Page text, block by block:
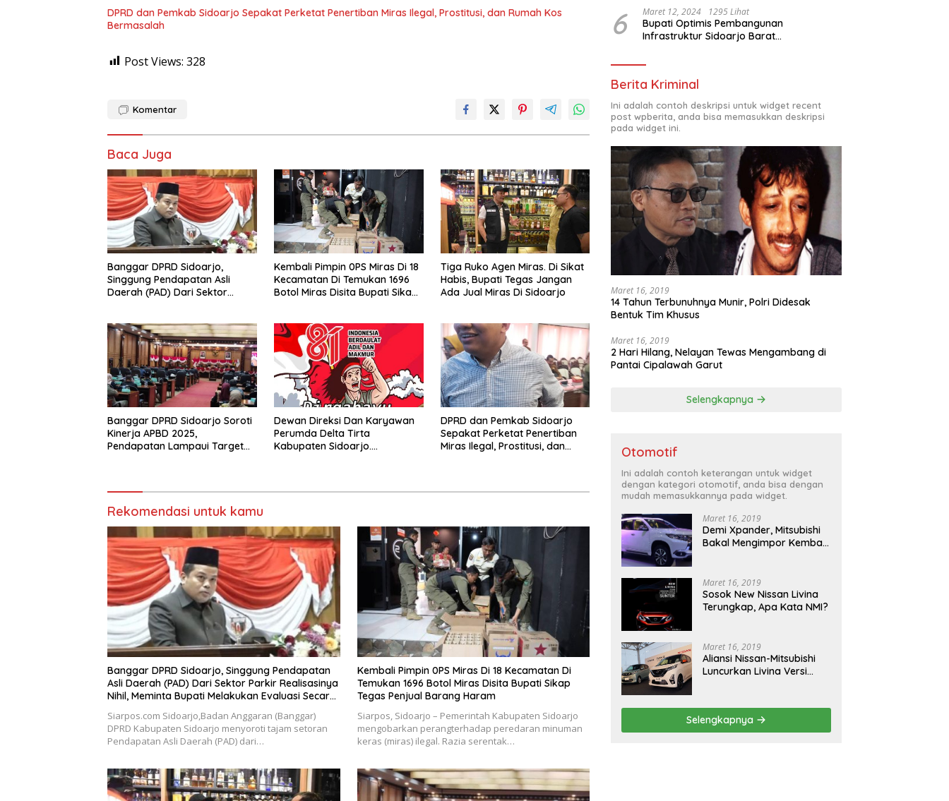
DPRD dan Pemkab Sidoarjo Sepakat Perketat Penertiban Miras Ilegal, Prostitusi, dan Rumah Kos
Bermasalah
Post Views: 328
Komentar
Baca Juga
Banggar DPRD Sidoarjo,
Singgung Pendapatan Asli
Daerah (PAD) Dari Sektor
Evaluasi Secara Menyeluruh
Kembali Pimpin 0PS Miras Di 18
Kecamatan Di Temukan 1696
Botol Miras Disita Bupati Sikap
Tiga Ruko Agen Miras. Di Sikat
Habis, Bupati Tegas Jangan
Ada Jual Miras Di Sidoarjo
Banggar DPRD Sidoarjo Soroti
Kinerja APBD 2025,
Pendapatan Lampaui Target
Dewan Direksi Dan Karyawan
Perumda Delta Tirta
Kabupaten Sidoarjo.
Tahun 2026
DPRD dan Pemkab Sidoarjo
Sepakat Perketat Penertiban
Miras Ilegal, Prostitusi, dan
Rekomendasi untuk kamu
Banggar DPRD Sidoarjo, Singgung Pendapatan
Asli Daerah (PAD) Dari Sektor Parkir Realisasinya
Nihil, Meminta Bupati Melakukan Evaluasi Secara
Siarpos.com Sidoarjo,Badan Anggaran (Banggar)
DPRD Kabupaten Sidoarjo menyoroti tajam setoran
Pendapatan Asli Daerah (PAD) dari…
Kembali Pimpin 0PS Miras Di 18 Kecamatan Di
Temukan 1696 Botol Miras Disita Bupati Sikap
Tegas Penjual Barang Haram
Siarpos, Sidoarjo – Pemerintah Kabupaten Sidoarjo
mengobarkan perangterhadap peredaran minuman
keras (miras) ilegal. Razia serentak…
6 Maret 12, 2024 1295 Lihat
Bupati Optimis Pembangunan
Infrastruktur Sidoarjo Barat
Berita Kriminal
Ini adalah contoh deskripsi untuk widget recent
post wpberita, anda bisa memasukkan deskripsi
pada widget ini.
Maret 16, 2019
14 Tahun Terbunuhnya Munir, Polri Didesak
Bentuk Tim Khusus
Maret 16, 2019
2 Hari Hilang, Nelayan Tewas Mengambang di
Pantai Cipalawah Garut
Selengkapnya
Otomotif
Ini adalah contoh keterangan untuk widget
dengan kategori otomotif, anda bisa dengan
mudah memasukkannya pada widget.
Maret 16, 2019
Demi Xpander, Mitsubishi
Bakal Mengimpor Kembali
Maret 16, 2019
Sosok New Nissan Livina
Terungkap, Apa Kata NMI?
Maret 16, 2019
Aliansi Nissan-Mitsubishi
Luncurkan Livina Versi
Selengkapnya